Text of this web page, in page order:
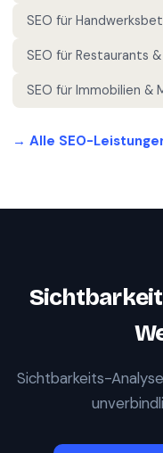
SEO für
SEO für Restaurants
SEO für Immobilien &
→ Alle SEO-
Sichtbarkeits-